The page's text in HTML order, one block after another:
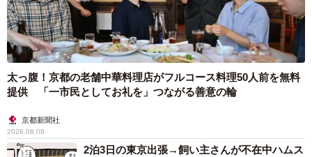
太っ腹！京都の老舗中華料理店がフルコース料理50人前を無料
提供 「一市民としてお礼を」つながる善意の輪
京都新聞社
2026.08.08
2泊3日の東京出張→飼い主さんが不在中ハムス